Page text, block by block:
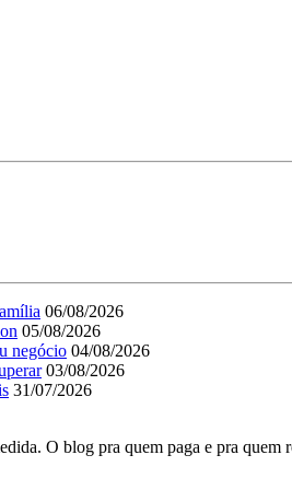
06/08/2026
05/08/2026
negócio 04/08/2026
03/08/2026
31/07/2026
O blog pra quem paga e pra quem